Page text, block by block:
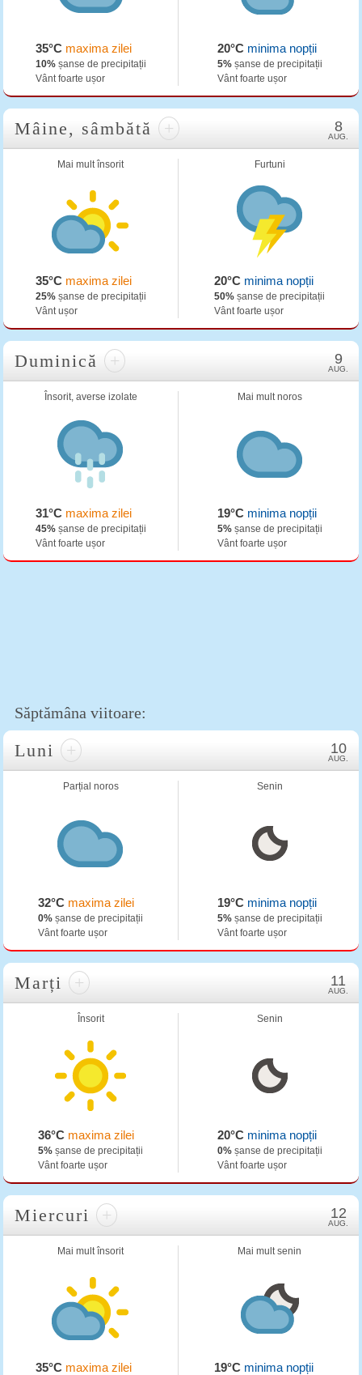
35°Cmaxima zilei
10%șanse de precipitații
Vânt foarte ușor
20°Cminima nopții
5%șanse de precipitații
Vânt foarte ușor
Mâine, sâmbătă + 8
AUG.
Mai mult însorit
35°Cmaxima zilei
25%șanse de precipitații
Vânt ușor
Furtuni
20°C minima nopții
50% șanse de precipitații
Vânt foarte ușor
Duminică + 9
AUG.
Însorit, averse izolate
31°Cmaxima zilei
45%șanse de precipitații
Vânt foarte ușor
Mai mult noros
19°Cminima nopții
5%șanse de precipitații
Vânt foarte ușor
Săptămâna viitoare:
Luni + 10
AUG.
Parțial noros
32°C maxima zilei
0% șanse de precipitații
Vânt foarte ușor
Senin
19°Cminima nopții
5%șanse de precipitații
Vânt foarte ușor
Marți + 11
AUG.
Însorit
36°C maxima zilei
5% șanse de precipitații
Vânt foarte ușor
Senin
20°Cminima nopții
0%șanse de precipitații
Vânt foarte ușor
Miercuri + 12
AUG.
Mai mult însorit
35°Cmaxima zilei
Mai mult senin
19°C minima nopții